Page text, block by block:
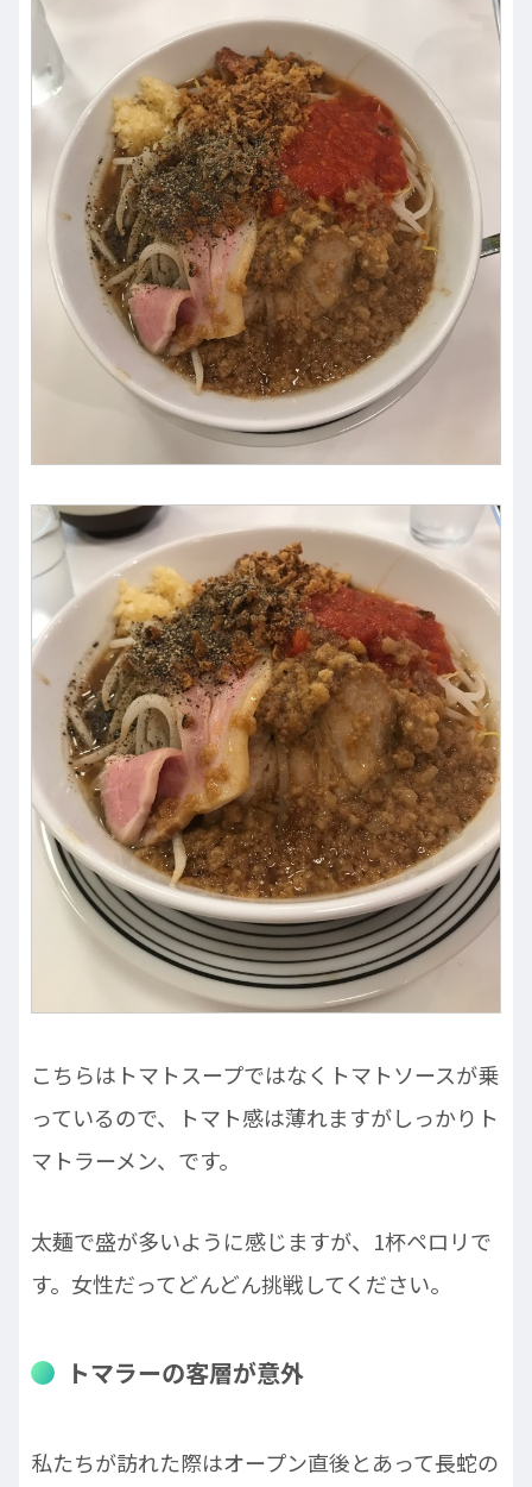
こちらはトマトスープではなくトマトソースが乗
っているので、トマト感は薄れますがしっかりト
マトラーメン、です。
太麺で盛が多いように感じますが、1杯ペロリで
す。女性だってどんどん挑戦してください。
トマラーの客層が意外
私たちが訪れた際はオープン直後とあって長蛇の